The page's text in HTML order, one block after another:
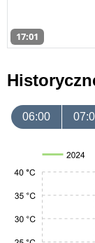
17:01
06:00